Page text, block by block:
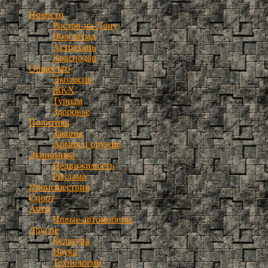
Новости
Ростов-на-Дону
Волгоград
Астрахань
Краснодар
Общество
Экология
ЖКХ
Туризм
Здоровье
Политика
Законы
Армия и оружие
Экономика
Недвижимость
Реклама
Происшествия
Спорт
Авто
Новые автомобили
Другие
Культура
Наука
Технологии